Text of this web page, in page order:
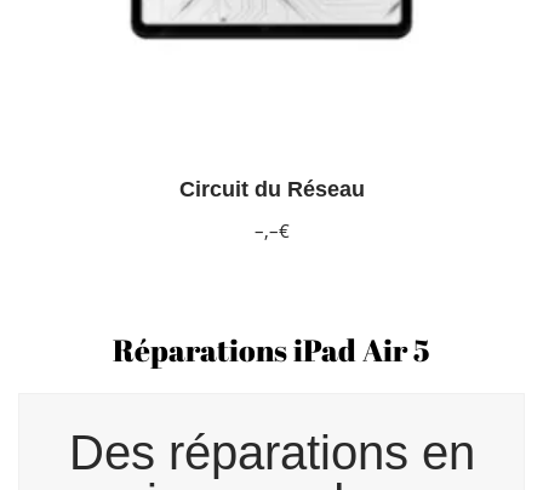
Circuit du Réseau
–,–€
Réparations iPad Air 5
Des réparations en